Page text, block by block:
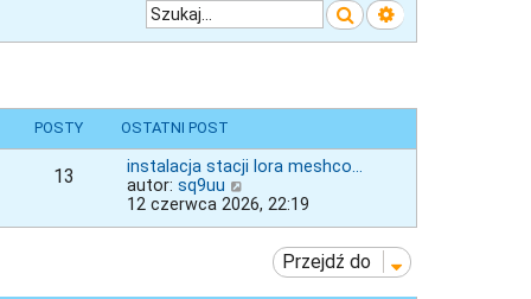
SzukajWyszukiwanie
POSTY OSTATNI POST
13
instalacja stacji lora meshco…
autor: sq9uu
y
12 czerwca 2026, 22:19
Przejdź do